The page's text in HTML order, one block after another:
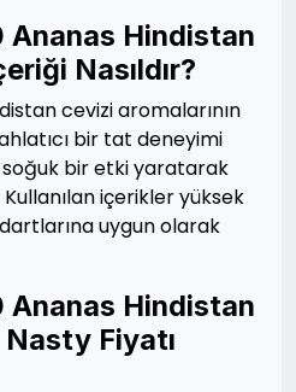
Ananas Hindistan
Nasıldır?
cevizi aromalarının
bir tat deneyimi
soğuk bir etki yaratarak
içerikler yüksek
uygun olarak
Ananas Hindistan
Fiyatı